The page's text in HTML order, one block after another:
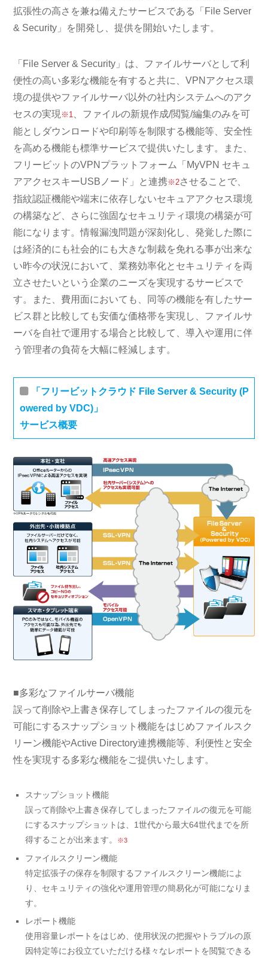
拡張性の高さを兼ね備えたサービスである「File Server
& Security」を開発し、提供を開始いたします。
「File Server & Security」は、ファイルサーバとして利
便性の高い多彩な機能を有すると共に、VPNアクセス環
境の提供やファイルサーバ以外の社内システムへのアク
セスの実現 ※1 、ファイルの新規作成/閲覧/編集のみを可
能としダウンロードや印刷等を制限する機能等、安全性
を高める機能も標準サービスで提供いたします。また、
フリービットのVPNプラットフォーム「MyVPN セキュ
アアクセスキーUSBノード」と連携※2させることで、
指紋認証機能や端末に依存しないセキュアアクセス環境
の構築など、さらに強固なセキュリティ環境の構築が可
能になります。情報漏洩問題が深刻化し、発覚した際に
は経済的にも社会的にも大きな制裁を免れる事が出来な
い昨今の状況において、業務効率化とセキュリティを両
立させたいという企業のニーズを実現するサービスで
す。また、費用面においても、同等の機能を有したサー
ビス群と比較しても安価な価格帯を実現し、ファイルサ
ーバを自社で運用する場合と比較して、導入や運用に伴
う管理者の負荷を大幅に軽減します。
「フリービットクラウド File Server & Security (P
owered by VDC)」
サービス概要
■多彩なファイルサーバ機能
誤って削除や上書き保存してしまったファイルの復元を
可能にするスナップショット機能をはじめファイルスク
リーン機能やActive Directory連携機能等、利便性と安全
性を実現する多彩な機能をご提供いたします。
スナップショット機能
誤って削除や上書き保存してしまったファイルの復元を可能
にするスナップショットは、1世代から最大64世代までを所
得することが出来ます。
※3
ファイルスクリーン機能
特定拡張子の保存を制限するファイルスクリーン機能によ
り、セキュリティの強化や運用管理の簡易化が可能になりま
す。
レポート機能
使用容量レポートをはじめ、使用状況の把握やトラブルの原
因特定等にお役立ていただける様々なレポートを閲覧できる